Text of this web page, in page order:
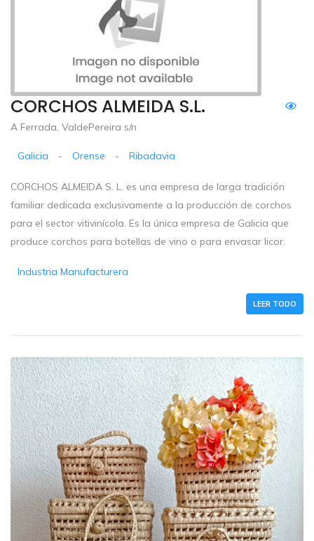
CORCHOS ALMEIDA S.L.
A Ferrada, ValdePereira s/n
Galicia - Orense - Ribadavia
CORCHOS ALMEIDA S. L. es una empresa de larga tradición
familiar dedicada exclusivamente a la producción de corchos
para el sector vitivinícola. Es la única empresa de Galicia que
produce corchos para botellas de vino o para envasar licor.
Industria Manufacturera
LEER TODO